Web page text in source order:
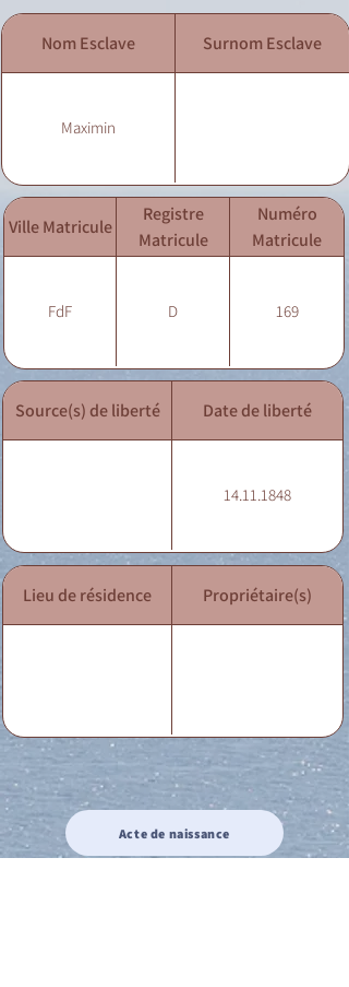
Nom Esclave Surnom Esclave
Maximin
Ville Matricule
Registre
Matricule
Numéro
Matricule
FdF D 169
Source(s) de liberté Date de liberté
14.11.1848
Lieu de résidence Propriétaire(s)
Acte de naissance